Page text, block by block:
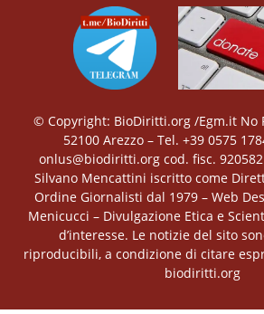
© Copyright: BioDiritti.org /Egm.it No
52100 Arezzo – Tel. +39 0575
onlus@biodiritti.org cod. fisc.
Silvano Mencattini iscritto come
Ordine Giornalisti dal 1979 – Web
Menicucci – Divulgazione Etica e
d’interesse. Le notizie del sito
riproducibili, a condizione di citare
biodiritti.org